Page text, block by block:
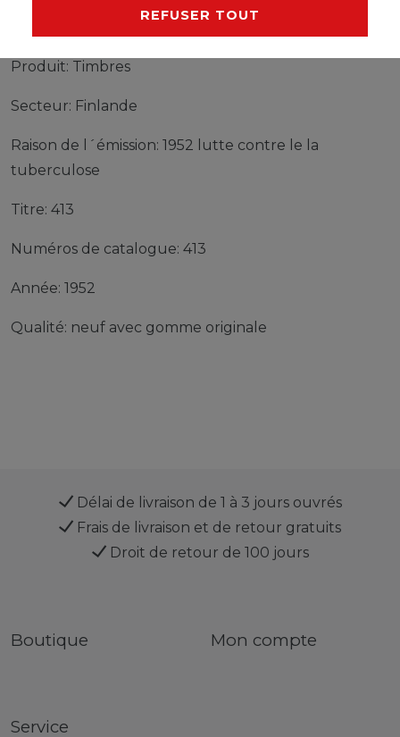
Timbres Finlande 413 neuf avec gomme originale
1952 lutte contre le la tuberculose
Produit: Timbres
Secteur: Finlande
Raison de l´émission: 1952 lutte contre le la
tuberculose
Titre: 413
Numéros de catalogue: 413
Année: 1952
Qualité: neuf avec gomme originale
Délai de livraison de 1 à 3 jours ouvrés
Frais de livraison et de retour gratuits
Droit de retour de 100 jours
Boutique Mon compte
Service
REFUSER TOUT